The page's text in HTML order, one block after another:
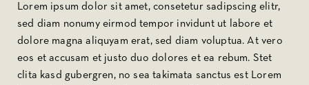
Lorem ipsum dolor sit amet, consetetur sadipscing elitr,
sed diam nonumy eirmod tempor invidunt ut labore et
dolore magna aliquyam erat, sed diam voluptua. At vero
eos et accusam et justo duo dolores et ea rebum. Stet
clita kasd gubergren, no sea takimata sanctus est Lorem